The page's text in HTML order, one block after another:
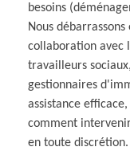
besoins
Nous
collaboration avec
travailleurs
gestionnaires
assistance
comment
en toute